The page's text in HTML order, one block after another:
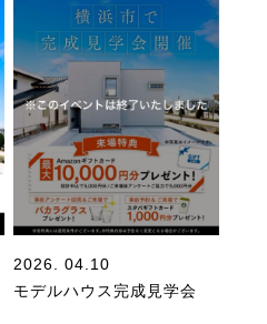
2026. 04.10
モデルハウス完成見学会